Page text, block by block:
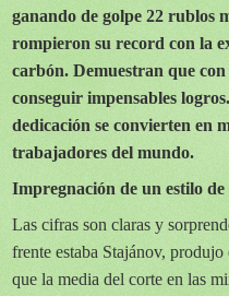
ganando de golpe 22 rublos
rompieron su record con la
carbón. Demuestran que
conseguir impensables
dedicación se convierten en
trabajadores del mundo.
Impregnación de un estilo
Las cifras son claras y
frente estaba Stajánov,
que la media del corte en las